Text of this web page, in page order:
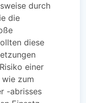
durch
die
diese
einer
zum
-abrisses